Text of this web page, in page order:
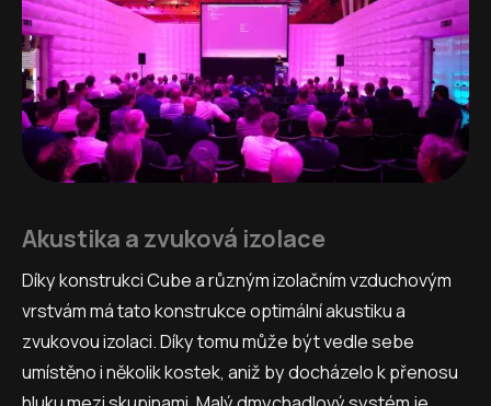
Akustika a zvuková izolace
Díky konstrukci Cube a různým izolačním vzduchovým
vrstvám má tato konstrukce optimální akustiku a
zvukovou izolaci. Díky tomu může být vedle sebe
umístěno i několik kostek, aniž by docházelo k přenosu